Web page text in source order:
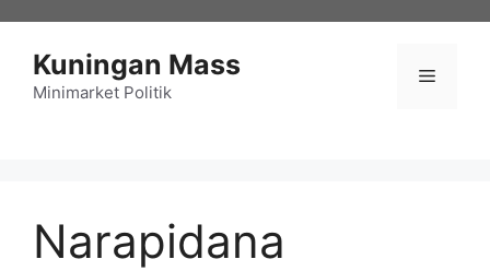
Kuningan Mass
Minimarket Politik
Menu
Narapidana